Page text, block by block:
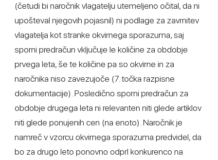
(četudi bi naročnik vlagatelju utemeljeno očital, da ni
upošteval njegovih pojasnil) ni podlage za zavrnitev
vlagatelja kot stranke okvirnega sporazuma, saj
sporni predračun vključuje le količine za obdobje
prvega leta, še te količine pa so okvirne in za
naročnika niso zavezujoče (7. točka razpisne
dokumentacije). Posledično sporni predračun za
obdobje drugega leta ni relevanten niti glede artiklov
niti glede ponujenih cen (na enoto). Naročnik je
namreč v vzorcu okvirnega sporazuma predvidel, da
bo za drugo leto ponovno odprl konkurenco na